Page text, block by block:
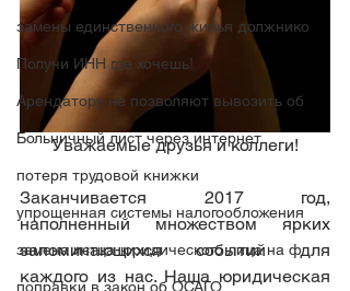
замены единственного жилья должнико
Получи ИНН где хочешь!
Арендатору не позволяют вывозить об
Больничный лист через интернет.
потеря трудовой книжки
упрощенная системы налогообложения
замена истца-юридического лица на ф
поправки в закон об ОСАГО
Уважаемые друзья и коллеги!
Заканчивается 2017 год,
наполненный множеством ярких
запоминающихся событий для
каждого из нас. Наша юридическая